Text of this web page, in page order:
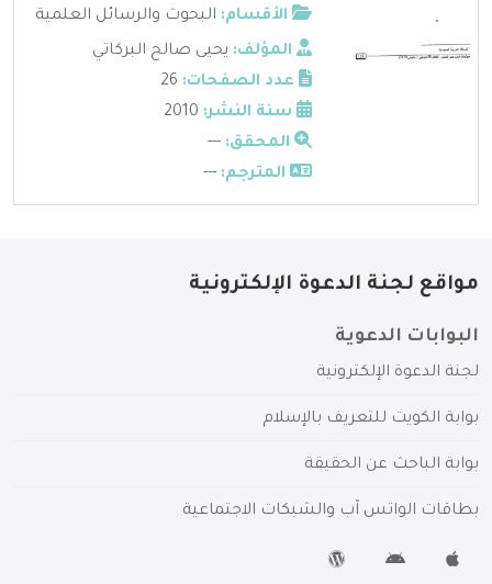
الأقسام: البحوث والرسائل العلمية
المؤلف: يحيى صالح البركاتي
عدد الصفحات:
سنة النشر:
المحقق: ---
المترجم: ---
مواقع لجنة الدعوة الإلكترونية
البوابات الدعوية
لجنة الدعوة الإلكترونية
بوابة الكويت للتعريف بالإسلام
بوابة الباحث عن الحقيقة
بطاقات الواتس آب والشبكات الاجتماعية